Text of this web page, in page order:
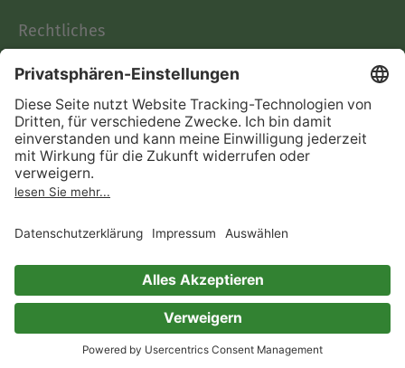
Rechtliches
AGB
Informationen nach Data
Act
Verträge hier kündigen
Impressum
Immer ein gutes Buch